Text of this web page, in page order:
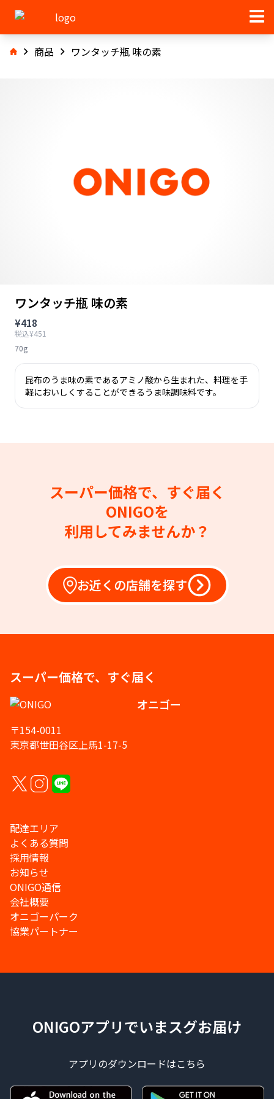
商品 ワンタッチ瓶 味の素
ワンタッチ瓶 味の素
¥418
税込¥451
70g
昆布のうま味の素であるアミノ酸から生まれた、料理を手
軽においしくすることができるうま味調味料です。
スーパー価格で、すぐ届く
ONIGOを
利用してみませんか？
お近くの店舗を探す
スーパー価格で、すぐ届く
オニゴー
〒154-0011
東京都世田谷区上馬1-17-5
配達エリア
よくある質問
採用情報
お知らせ
ONIGO通信
会社概要
オニゴーパーク
協業パートナー
ONIGOアプリでいまスグお届け
アプリのダウンロードはこちら